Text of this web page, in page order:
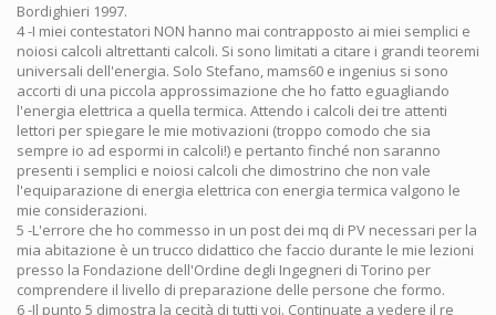
Bordighieri 1997.
4 -I miei contestatori NON hanno mai contrapposto ai miei semplici e
noiosi calcoli altrettanti calcoli. Si sono limitati a citare i grandi teoremi
universali dell'energia. Solo Stefano, mams60 e ingenius si sono
accorti di una piccola approssimazione che ho fatto eguagliando
l'energia elettrica a quella termica. Attendo i calcoli dei tre attenti
lettori per spiegare le mie motivazioni (troppo comodo che sia
sempre io ad espormi in calcoli!) e pertanto finché non saranno
presenti i semplici e noiosi calcoli che dimostrino che non vale
l'equiparazione di energia elettrica con energia termica valgono le
mie considerazioni.
5 -L'errore che ho commesso in un post dei mq di PV necessari per la
mia abitazione è un trucco didattico che faccio durante le mie lezioni
presso la Fondazione dell'Ordine degli Ingegneri di Torino per
comprendere il livello di preparazione delle persone che formo.
6 -Il punto 5 dimostra la cecità di tutti voi. Continuate a vedere il re